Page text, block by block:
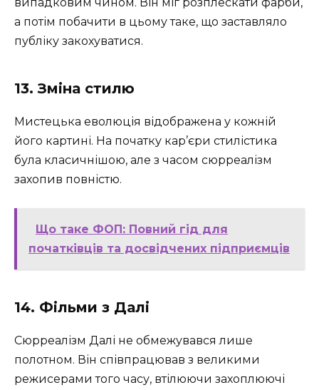
а потім побачити в цьому таке, що заставляло
публіку закохуватися.
13. Зміна стилю
Мистецька еволюція відображена у кожній
його картині. На початку кар’єри стилістика
була класичнішою, але з часом сюрреалізм
захопив повністю.
Що таке ФОП: Повний гід для
початківців та досвідчених підприємців
14. Фільми з Далі
Сюрреалізм Далі не обмежувався лише
полотном. Він співпрацював з великими
режисерами того часу, втілюючи захоплюючі